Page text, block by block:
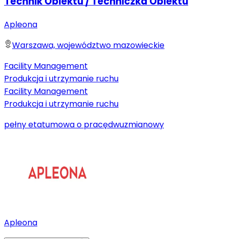
Apleona
Warszawa, województwo mazowieckie
Facility Management
Produkcja i utrzymanie ruchu
Facility Management
Produkcja i utrzymanie ruchu
pełny etatumowa o pracędwuzmianowy
Apleona